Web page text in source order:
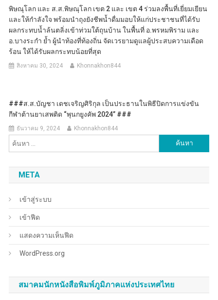
พิษณุโลก และ ส.ส.พิษณุโลก เขต 2 และ เขต 4 ร่วมลงพื้นที่เยี่ยมเยียน
และให้กำลังใจ พร้อมนำถุงยังชีพน้ำดื่มมอบให้แก่ประชาชนที่ได้รับ
ผลกระทบน้ำล้นตลิ่งเข้าท่วมใต้ถุนบ้าน ในพื้นที่ อ.พรหมพิราม และ
อ.บางระกำ ย้ำ ผู้นำท้องที่ท้องถิ่น จัดเวรยามดูแลผู้ประสบความเดือด
ร้อน ให้ได้รับผลกระทบน้อยที่สุด
สิงหาคม 30, 2024 Khonnakhon844
###ส.ส.บัญชา เดชเจริญศิริกุล เป็นประธานในพิธีปิดการแข่งขัน
กีฬาต้านยาเสพติด “พุนกยูงคัพ 2024” ###
ธันวาคม 9, 2024 Khonnakhon844
สำหรับ:
META
เข้าสู่ระบบ
เข้าฟีด
แสดงความเห็นฟีด
WordPress.org
สมาคมนักหนังสือพิมพ์ภูมิภาคแห่งประเทศไทย